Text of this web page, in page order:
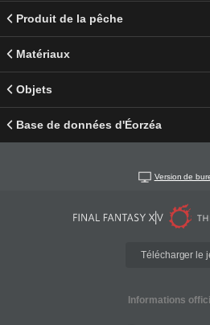
Produit de la pêche
Matériaux
Objets
Base de données d'Éorzéa
Version de
Télécharger le
Informations